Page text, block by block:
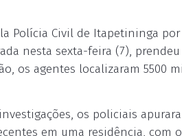
Polícia Civil de Itapetininga
nesta sexta-feira (7),
os agentes localizaram 5500
os policiais
em uma residência, com